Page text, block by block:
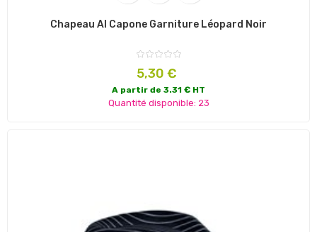
Chapeau Al Capone Garniture Léopard Noir
Prix
5,30 €
A partir de 3.31 € HT
Quantité disponible: 23